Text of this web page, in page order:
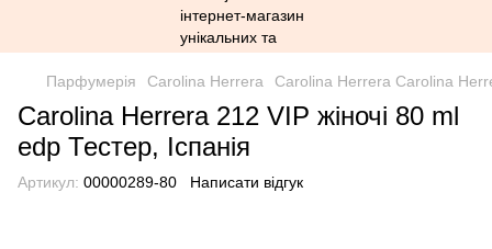
Парфумерія Carolina Herrera Carolina Herrera Carolina
Carolina Herrera 212 VIP жіночі 80 ml
edp Тестер, Іспанія
Артикул: 00000289-80 Написати відгук